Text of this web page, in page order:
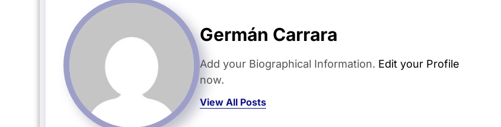
Germán Carrara
Add your Biographical Information. Edit your Profile
now.
View All Posts